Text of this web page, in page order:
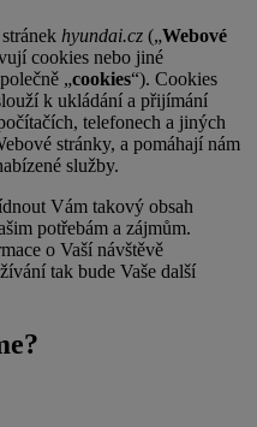
hyundai.cz („Webové
cookies nebo jiné
„cookies“). Cookies
k ukládání a přijímání
telefonech a jiných
stránky, a pomáhají nám
služby.
Vám takový obsah
potřebám a zájmům.
o Vaší návštěvě
tak bude Vaše další